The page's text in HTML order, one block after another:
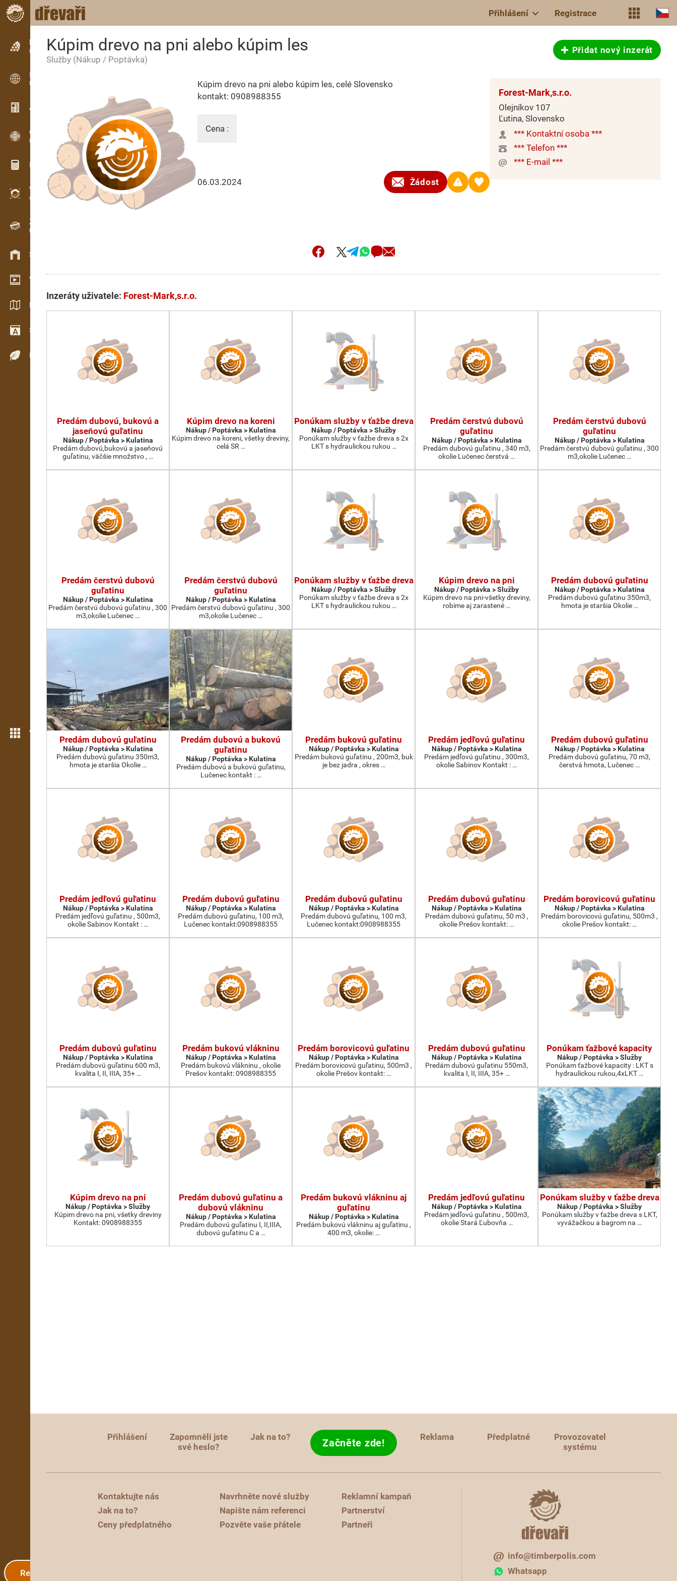
Přihlášení Registrace
Inzerce
Řádková inzerce
Inzerce
Mezinárodní inzerce
Aktuality / Články
OPTI-TIMB
Pořezová schémata
Dřevařské kalkulačky
WoodProfi
Objem dřeva s AI
Záznamník
Evidence dřeva v terénu
Skladové hospodářství
Video showroom
Katalogy / Brožury
Slovník
Dřeviny
Více možností
Registrace
Kúpim drevo na pni alebo kúpim les
Služby (Nákup / Poptávka)
Přidat nový inzerát
Kúpim drevo na pni alebo kúpim les, celé Slovensko
kontakt: 0908988355
Cena :
06.03.2024 Žádost
Forest-Mark,s.r.o.
Olejníkov 107
Ľutina, Slovensko
*** Kontaktní osoba ***
*** Telefon ***
*** E-mail ***
Inzeráty uživatele: Forest-Mark,s.r.o.
Predám dubovú, bukovú a
jaseňovú guľatinu
Nákup / Poptávka > Kulatina
Predám dubovú,bukovú a jaseňovú
guľatinu, väčšie množstvo , …
Kúpim drevo na koreni
Nákup / Poptávka > Kulatina
Kúpim drevo na koreni, všetky dreviny,
celá SR …
Ponúkam služby v ťažbe dreva
Nákup / Poptávka > Služby
Ponúkam služby v ťažbe dreva s 2x
LKT s hydraulickou rukou …
Predám čerstvú dubovú
guľatinu
Nákup / Poptávka > Kulatina
Predám dubovú guľatinu , 340 m3,
okolie Lučenec čerstvá …
Predám čerstvú dubovú
guľatinu
Nákup / Poptávka > Kulatina
Predám čerstvú dubovú guľatinu , 300
m3,okolie Lučenec …
Predám čerstvú dubovú
guľatinu
Nákup / Poptávka > Kulatina
Predám čerstvú dubovú guľatinu , 300
m3,okolie Lučenec …
Predám čerstvú dubovú
guľatinu
Nákup / Poptávka > Kulatina
Predám čerstvú dubovú guľatinu , 300
m3,okolie Lučenec …
Ponúkam služby v ťažbe dreva
Nákup / Poptávka > Služby
Ponúkam služby v ťažbe dreva s 2x
LKT s hydraulickou rukou …
Kúpim drevo na pni
Nákup / Poptávka > Služby
Kúpim drevo na pni-všetky dreviny,
robíme aj zarastené …
Predám dubovú guľatinu
Nákup / Poptávka > Kulatina
Predám dubovú guľatinu 350m3,
hmota je staršia Okolie …
Predám dubovú guľatinu
Nákup / Poptávka > Kulatina
Predám dubovú guľatinu 350m3,
hmota je staršia Okolie …
Predám dubovú a bukovú
guľatinu
Nákup / Poptávka > Kulatina
Predám dubovú a bukovú guľatinu,
Lučenec kontakt : …
Predám bukovú guľatinu
Nákup / Poptávka > Kulatina
Predám bukovú guľatinu , 200m3, buk
je bez jadra , okres …
Predám jedľovú guľatinu
Nákup / Poptávka > Kulatina
Predám jedľovú guľatinu , 300m3,
okolie Sabinov Kontakt : …
Predám dubovú guľatinu
Nákup / Poptávka > Kulatina
Predám dubovú guľatinu, 70 m3,
čerstvá hmota, Lučenec …
Predám jedľovú guľatinu
Nákup / Poptávka > Kulatina
Predám jedľovú guľatinu , 500m3,
okolie Sabinov Kontakt : …
Predám dubovú guľatinu
Nákup / Poptávka > Kulatina
Predám dubovú guľatinu, 100 m3,
Lučenec kontakt:0908988355
Predám dubovú guľatinu
Nákup / Poptávka > Kulatina
Predám dubovú guľatinu, 100 m3,
Lučenec kontakt:0908988355
Predám dubovú guľatinu
Nákup / Poptávka > Kulatina
Predám dubovú guľatinu, 50 m3 ,
okolie Prešov kontakt: …
Predám borovicovú guľatinu
Nákup / Poptávka > Kulatina
Predám borovicovú guľatinu, 500m3 ,
okolie Prešov kontakt: …
Predám dubovú guľatinu
Nákup / Poptávka > Kulatina
Predám dubovú guľatinu 600 m3,
kvalita I, II, IIIA, 35+ …
Predám bukovú vlákninu
Nákup / Poptávka > Kulatina
Predám bukovú vlákninu , okolie
Prešov kontakt: 0908988355
Predám borovicovú guľatinu
Nákup / Poptávka > Kulatina
Predám borovicovú guľatinu, 500m3 ,
okolie Prešov kontakt: …
Predám dubovú guľatinu
Nákup / Poptávka > Kulatina
Predám dubovú guľatinu 550m3,
kvalita I, II, IIIA, 35+ …
Ponúkam ťažbové kapacity
Nákup / Poptávka > Služby
Ponúkam ťažbové kapacity : LKT s
hydraulickou rukou,4xLKT …
Kúpim drevo na pni
Nákup / Poptávka > Služby
Kúpim drevo na pni, všetky dreviny
Kontakt: 0908988355
Predám dubovú guľatinu a
dubovú vlákninu
Nákup / Poptávka > Kulatina
Predám dubovú guľatinu I, II,IIIA,
dubovú guľatinu C a …
Predám bukovú vlákninu aj
guľatinu
Nákup / Poptávka > Kulatina
Predám bukovú vlákninu aj guľatinu ,
400 m3, okolie: …
Predám jedľovú guľatinu
Nákup / Poptávka > Kulatina
Predám jedľovú guľatinu , 500m3,
okolie Stará Ľubovňa …
Ponúkam služby v ťažbe dreva
Nákup / Poptávka > Služby
Ponúkam služby v ťažbe dreva s LKT,
vyvážačkou a bagrom na …
Přihlášení
Zapomněli jste
své heslo?
Jak na to? Začněte zde! Reklama Předplatné
Provozovatel
systému
Kontaktujte nás
Jak na to?
Ceny předplatného
Navrhněte nové služby
Napište nám referenci
Pozvěte vaše přátele
Reklamní kampaň
Partnerství
Partneři
info@timberpolis.com
Whatsapp